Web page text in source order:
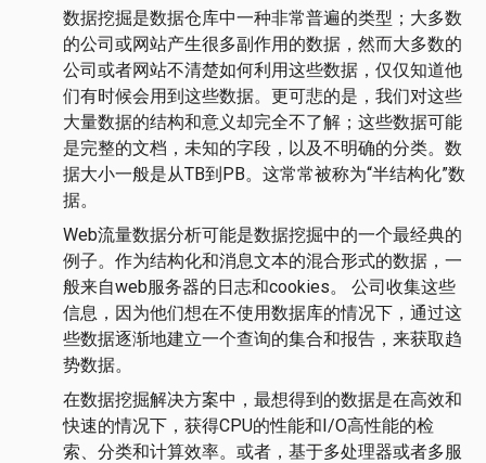
数据挖掘是数据仓库中一种非常普遍的类型；大多数
的公司或网站产生很多副作用的数据，然而大多数的
公司或者网站不清楚如何利用这些数据，仅仅知道他
们有时候会用到这些数据。更可悲的是，我们对这些
大量数据的结构和意义却完全不了解；这些数据可能
是完整的文档，未知的字段，以及不明确的分类。数
据大小一般是从TB到PB。这常常被称为“半结构化”数
据。
Web流量数据分析可能是数据挖掘中的一个最经典的
例子。作为结构化和消息文本的混合形式的数据，一
般来自web服务器的日志和cookies。 公司收集这些
信息，因为他们想在不使用数据库的情况下，通过这
些数据逐渐地建立一个查询的集合和报告，来获取趋
势数据。
在数据挖掘解决方案中，最想得到的数据是在高效和
快速的情况下，获得CPU的性能和I/O高性能的检
索、分类和计算效率。或者，基于多处理器或者多服